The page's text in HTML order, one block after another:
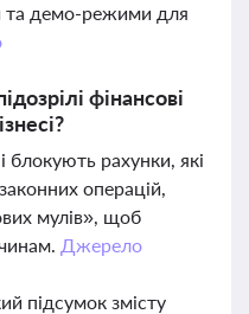
та демо-режими для
фінансові
рахунки, які
операцій,
мулів», щоб
Джерело
підсумок змісту